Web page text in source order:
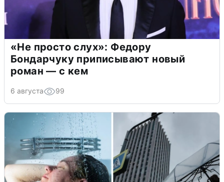
«Не просто слух»: Федору
Бондарчуку приписывают новый
роман — с кем
6 августа 99